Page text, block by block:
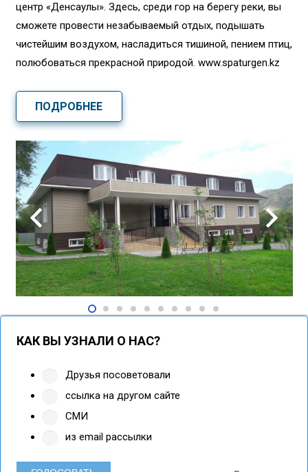
центр «Денсаулық». Здесь, среди гор на берегу реки, вы
сможете провести незабываемый отдых, подышать
чистейшим воздухом, насладиться тишиной, пением птиц,
полюбоваться прекрасной природой. www.spaturgen.kz
ПОДРОБНЕЕ
КАК ВЫ УЗНАЛИ О НАС?
Друзья посоветовали
ссылка на другом сайте
СМИ
из email рассылки